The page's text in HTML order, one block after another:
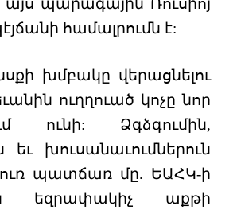
համալրումն է:
խմբակը վերացնելու
ուղղուած կոչը նոր
ունի: Ձգձգումին,
եւ խուսանաւումներուն
պատճառ մը. ԵԱՀԿ-ի
եզրափակիչ աքթի